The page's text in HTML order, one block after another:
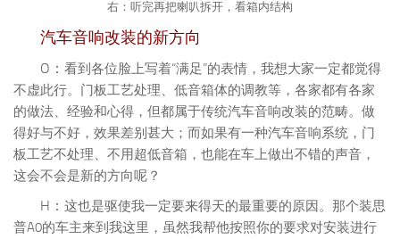
左：“小吉”分享如何快速调整一只低音箱体，满足汽车音响的特殊需要
中：过程全部公开，加以集体讨论的形式，务求所有人都参与并掌握
右：听完再把喇叭拆开，看箱内结构
汽车音响改装的新方向
O：
看到各位脸上写着“满足”的表情，我想大家一定都觉得
不虚此行。门板工艺处理、低音箱体的调教等，各家都有各家
的做法、经验和心得，但都属于传统汽车音响改装的范畴。做
得好与不好，效果差别甚大；而如果有一种汽车音响系统，门
板工艺不处理、不用超低音箱，也能在车上做出不错的声音，
这会不会是新的方向呢？